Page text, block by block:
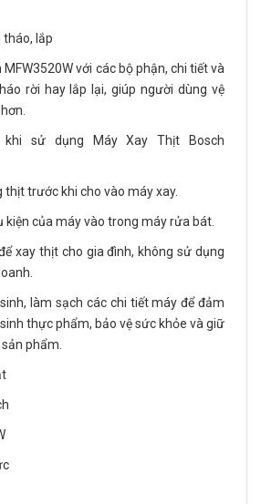
tháo, lắp
với các bộ phận, chi tiết và
rời hay lắp lại, giúp người dùng vệ
sử dụng Máy Xay Thịt Bosch
thịt trước khi cho vào máy xay.
kiện của máy vào trong máy rửa bát.
xay thịt cho gia đình, không sử dụng
làm sạch các chi tiết máy để đảm
thực phẩm, bảo vệ sức khỏe và giữ
phẩm.